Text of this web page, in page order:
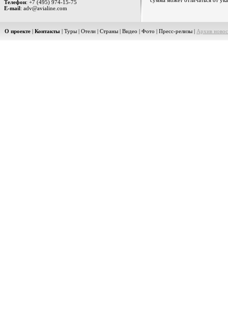
Телефон: +7 (495) 974-15-75
E-mail: adv@avialine.com
О проекте | Контакты | Туры | Отели | Страны | Видео | Фото | Пресс-релизы | Архив